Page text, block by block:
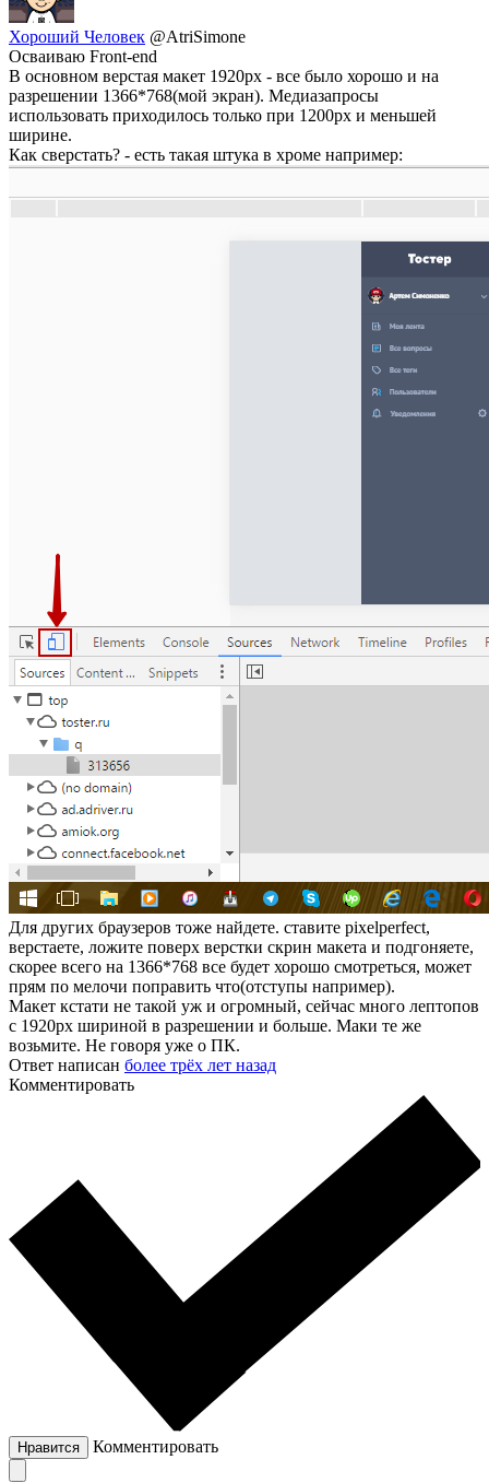
Хороший Человек @AtriSimone
Осваиваю Front-end
В основном верстая макет 1920px - все было хорошо и на
разрешении 1366*768(мой экран). Медиазапросы
использовать приходилось только при 1200px и меньшей
ширине.
Как сверстать? - есть такая штука в хроме например:
Для других браузеров тоже найдете. ставите pixelperfect,
верстаете, ложите поверх верстки скрин макета и подгоняете,
скорее всего на 1366*768 все будет хорошо смотреться, может
прям по мелочи поправить что(отступы например).
Макет кстати не такой уж и огромный, сейчас много лептопов
с 1920px шириной в разрешении и больше. Маки те же
возьмите. Не говоря уже о ПК.
Ответ написан более трёх лет назад
Комментировать
Нравится Комментировать